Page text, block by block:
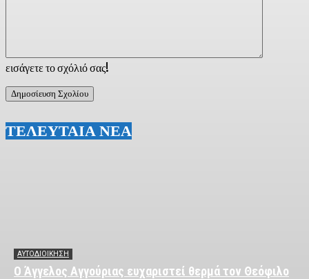
εισάγετε το σχόλιό σας!
ΤΕΛΕΥΤΑΙΑ ΝΕΑ
ΑΥΤΟΔΙΟΙΚΗΣΗ
Ο Άγγελος Αγγούριας ευχαριστεί θερμά τον Θεόφιλο